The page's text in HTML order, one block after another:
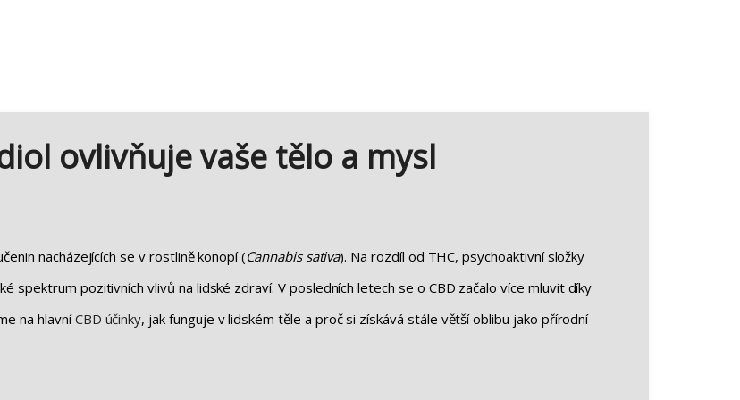
ovlivňuje vaše tělo a mysl
nacházejících se v rostlině konopí (Cannabis sativa). Na rozdíl od THC, psychoaktivní složky
spektrum pozitivních vlivů na lidské zdraví. V posledních letech se o CBD začalo více mluvit díky
na hlavníCBD účinky, jak funguje v lidském těle a proč si získává stále větší oblibu jako přírodní